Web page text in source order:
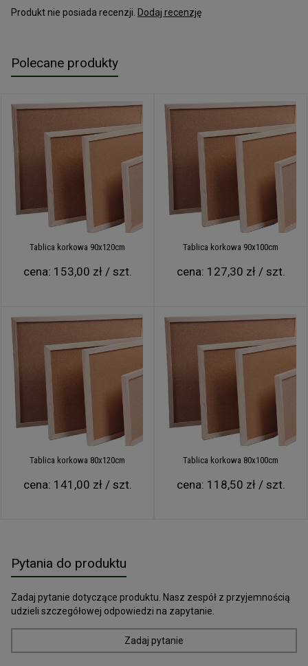
Produkt nie posiada recenzji. Dodaj recenzję
Polecane produkty
Tablica korkowa 90x120cm
cena: 153,00 zł / szt.
Tablica korkowa 90x100cm
cena: 127,30 zł / szt.
Tablica korkowa 80x120cm
cena: 141,00 zł / szt.
Tablica korkowa 80x100cm
cena: 118,50 zł / szt.
Pytania do produktu
Zadaj pytanie dotyczące produktu. Nasz zespół z przyjemnością
udzieli szczegółowej odpowiedzi na zapytanie.
Zadaj pytanie